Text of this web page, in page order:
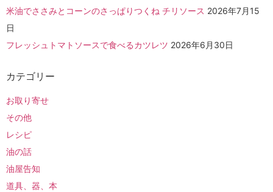
米油でささみとコーンのさっぱりつくね チリソース 2026年7月15
日
フレッシュトマトソースで食べるカツレツ 2026年6月30日
カテゴリー
お取り寄せ
その他
レシピ
油の話
油屋告知
道具、器、本